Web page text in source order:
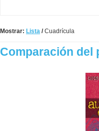
Mostrar: Lista /Cuadrícula
Comparación del